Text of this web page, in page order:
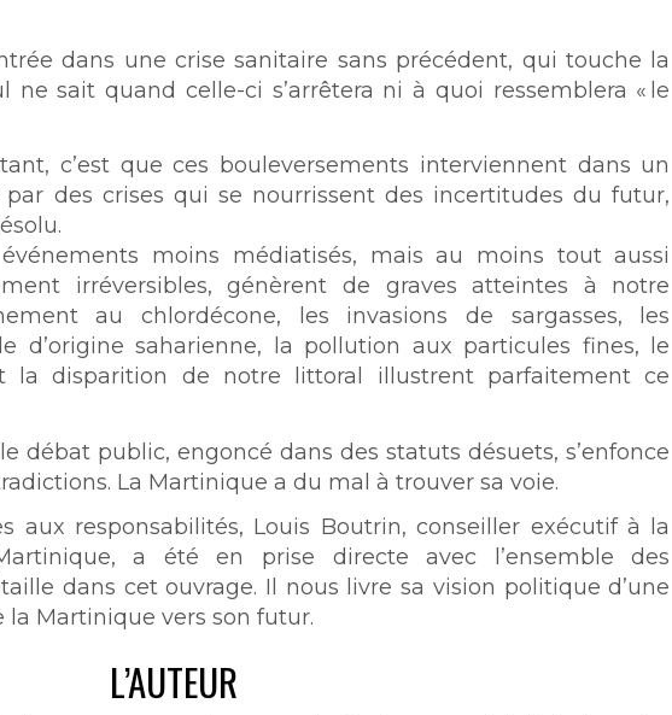
dans une crise sanitaire sans précédent, qui touche la
ne sait quand celle-ci s’arrêtera ni à quoi ressemblera « le
c’est que ces bouleversements interviennent dans un
des crises qui se nourrissent des incertitudes du futur,
moins médiatisés, mais au moins tout aussi
irréversibles, génèrent de graves atteintes à notre
au chlordécone, les invasions de sargasses, les
d’origine saharienne, la pollution aux particules fines, le
la disparition de notre littoral illustrent parfaitement ce
débat public, engoncé dans des statuts désuets, s’enfonce
La Martinique a du mal à trouver sa voie.
aux responsabilités, Louis Boutrin, conseiller exécutif à la
a été en prise directe avec l’ensemble des
dans cet ouvrage. Il nous livre sa vision politique d’une
Martinique vers son futur.
L’AUTEUR